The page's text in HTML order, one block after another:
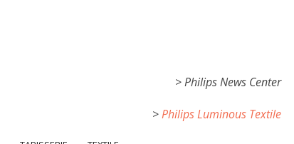
> Philips News Center
>Philips Luminous Textile